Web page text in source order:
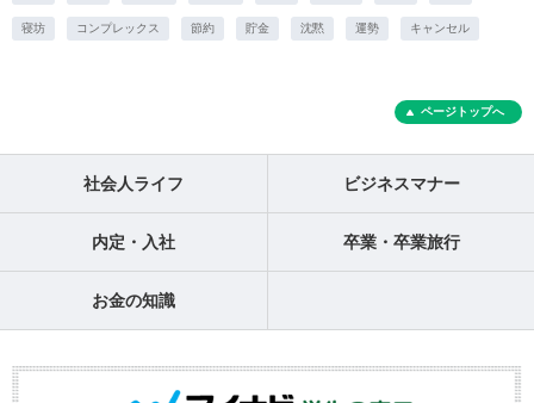
寝坊 コンプレックス 節約 貯金 沈黙 運勢 キャンセル
ページトップへ
社会人ライフ ビジネスマナー
内定・入社 卒業・卒業旅行
お金の知識